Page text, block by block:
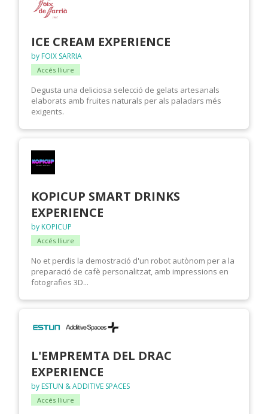
ICE CREAM EXPERIENCE
by FOIX SARRIA
Accés lliure
Degusta una deliciosa selecció de gelats artesanals
elaborats amb fruites naturals per als paladars més
exigents.
KOPICUP SMART DRINKS
EXPERIENCE
by KOPICUP
Accés lliure
No et perdis la demostració d'un robot autònom per a la
preparació de cafè personalitzat, amb impressions en
fotografies 3D...
L'EMPREMTA DEL DRAC
EXPERIENCE
by ESTUN & ADDITIVE SPACES
Accés lliure